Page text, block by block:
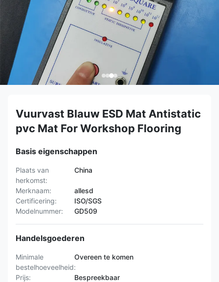
Vuurvast Blauw ESD Mat Antistatic
pvc Mat For Workshop Flooring
Basis eigenschappen
Plaats van
herkomst:
China
Merknaam:
allesd
Certificering:
ISO/SGS
Modelnummer:
GD509
Handelsgoederen
Minimale
bestelhoeveelheid:
Overeen te komen
Prijs:
Bespreekbaar